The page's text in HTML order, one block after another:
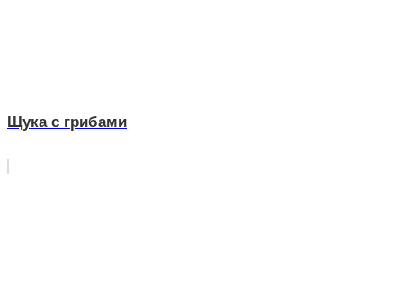
Щука с грибами